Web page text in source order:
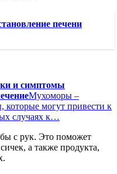
печени
и симптомы
Мухоморы –
могут привести к
случаях к…
с рук. Это поможет
а также продукта,